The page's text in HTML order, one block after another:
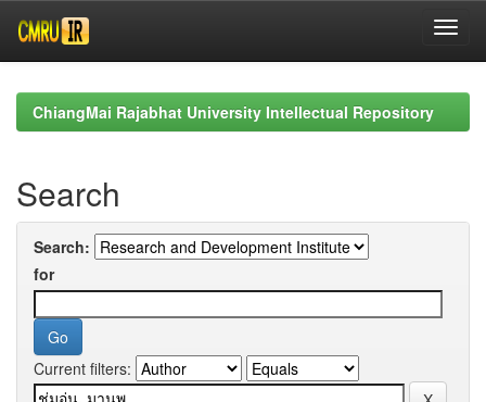
navigationChiangMai Rajabhat University Intellectual Repository
Search
Search:
for
Current filters: